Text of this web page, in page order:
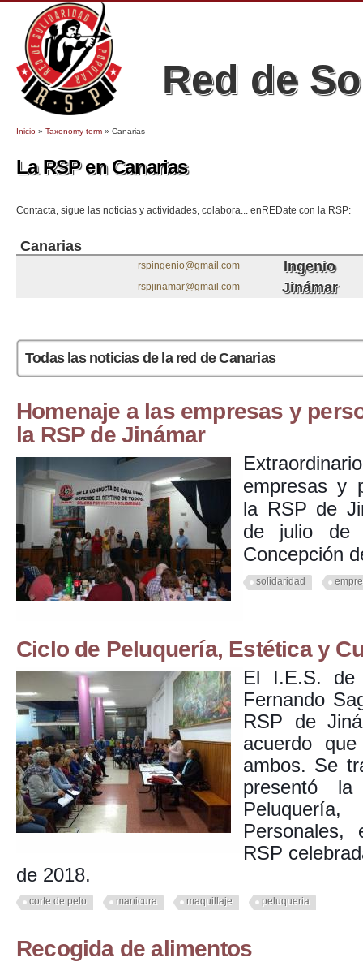
Red de
Se encuentra usted aquí
Inicio » Taxonomy term » Canarias
La RSP en Canarias
Contacta, sigue las noticias y actividades, colabora... enREDate con la RSP:
Canarias
rspingenio@gmail.com Ingenio
rspjinamar@gmail.com Jinámar
Todas las noticias de la red de Canarias
Homenaje a las empresas y
la RSP de Jinámar
empresas y
la RSP de
de julio de
Concepción
solidaridad
Ciclo de Peluquería, Estética y
El I.E.S. de
Fernando
RSP de
acuerdo
ambos. Se
presentó
RSP
de 2018.
corte de pelo manicura maquillaje peluqueria
Recogida de alimentos
Páginas